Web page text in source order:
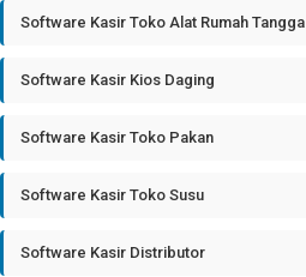
Software Kasir Toko Alat Rumah Tangga
Software Kasir Kios Daging
Software Kasir Toko Pakan
Software Kasir Toko Susu
Software Kasir Distributor